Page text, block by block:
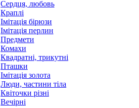
Сердця, любовь
Краплі
Імітація бірюзи
Імітація перлин
Предмети
Комахи
Квадратні, трикутні
Пташки
Імітація золота
Люди, частини тіла
Квіточки різні
Вечірні